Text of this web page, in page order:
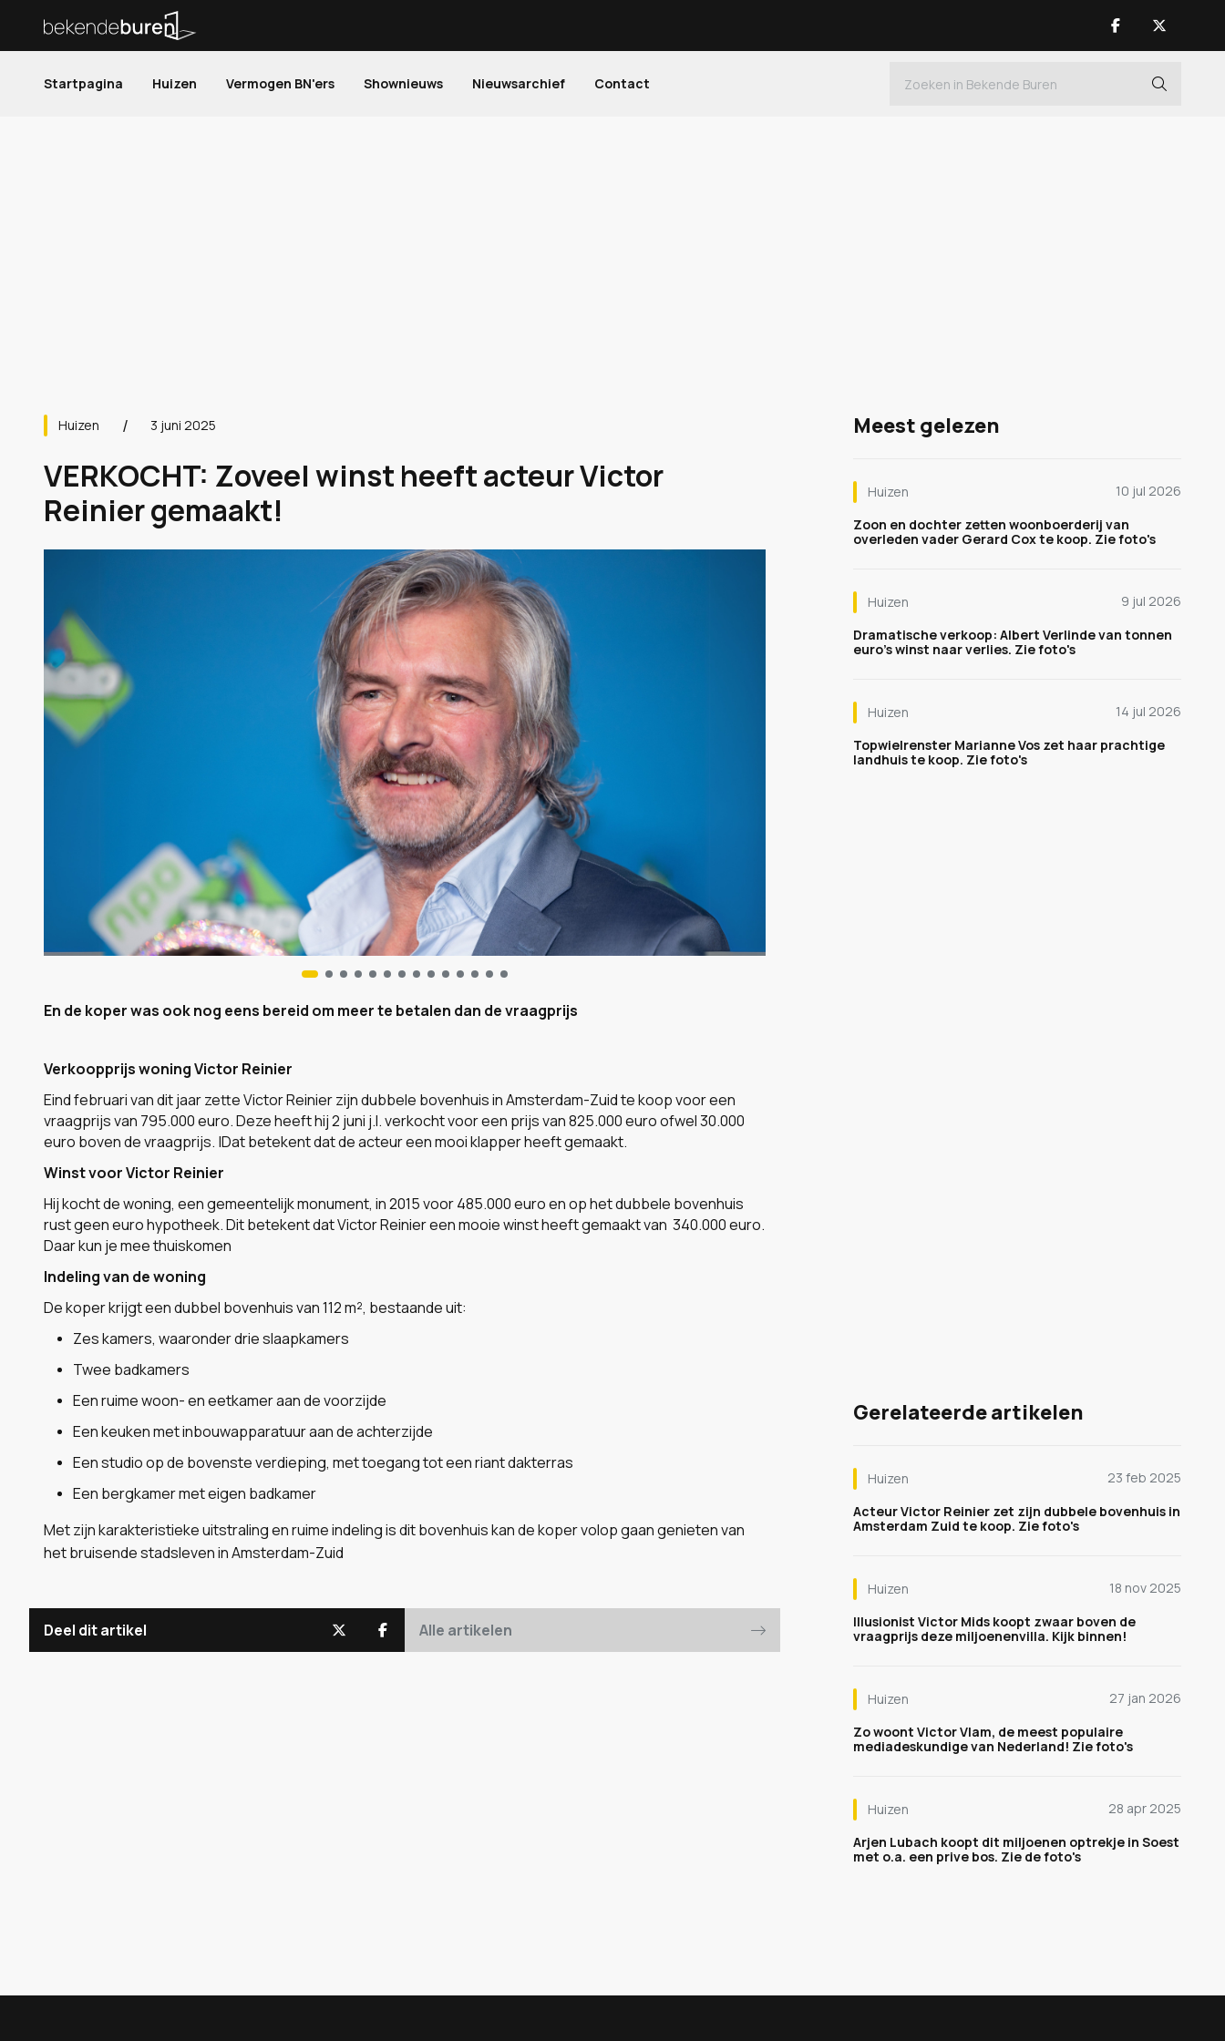
Startpagina Huizen Vermogen BN'ers Shownieuws Nieuwsarchief Contact
Huizen 3 juni 2025
VERKOCHT: Zoveel winst heeft acteur Victor
Reinier gemaakt!
En de koper was ook nog eens bereid om meer te betalen dan de vraagprijs
Verkoopprijs woning Victor Reinier
Eind februari van dit jaar zette Victor Reinier zijn dubbele bovenhuis in Amsterdam-Zuid te koop voor een
vraagprijs van 795.000 euro. Deze heeft hij 2 juni j.l. verkocht voor een prijs van 825.000 euro ofwel 30.000
euro boven de vraagprijs. |Dat betekent dat de acteur een mooi klapper heeft gemaakt.
Winst voor Victor Reinier
Hij kocht de woning, een gemeentelijk monument, in 2015 voor 485.000 euro en op het dubbele bovenhuis
rust geen euro hypotheek. Dit betekent dat Victor Reinier een mooie winst heeft gemaakt van 340.000 euro.
Daar kun je mee thuiskomen
Indeling van de woning
De koper krijgt een dubbel bovenhuis van 112 m², bestaande uit:
Zes kamers, waaronder drie slaapkamers
Twee badkamers
Een ruime woon- en eetkamer aan de voorzijde
Een keuken met inbouwapparatuur aan de achterzijde
Een studio op de bovenste verdieping, met toegang tot een riant dakterras
Een bergkamer met eigen badkamer
Met zijn karakteristieke uitstraling en ruime indeling is dit bovenhuis kan de koper volop gaan genieten van
het bruisende stadsleven in Amsterdam-Zuid
Deel dit artikel Alle artikelen
Meest gelezen
Huizen
10 jul 2026
Zoon en dochter zetten woonboerderij van
overleden vader Gerard Cox te koop. Zie foto's
Huizen
9 jul 2026
Dramatische verkoop: Albert Verlinde van tonnen
euro's winst naar verlies. Zie foto's
Huizen
14 jul 2026
Topwielrenster Marianne Vos zet haar prachtige
landhuis te koop. Zie foto's
Gerelateerde artikelen
Huizen
23 feb 2025
Acteur Victor Reinier zet zijn dubbele bovenhuis in
Amsterdam Zuid te koop. Zie foto's
Huizen
18 nov 2025
Illusionist Victor Mids koopt zwaar boven de
vraagprijs deze miljoenenvilla. Kijk binnen!
Huizen
27 jan 2026
Zo woont Victor Vlam, de meest populaire
mediadeskundige van Nederland! Zie foto's
Huizen
28 apr 2025
Arjen Lubach koopt dit miljoenen optrekje in Soest
met o.a. een prive bos. Zie de foto's